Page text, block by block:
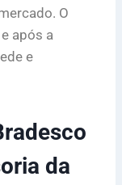
O
após a
e
da